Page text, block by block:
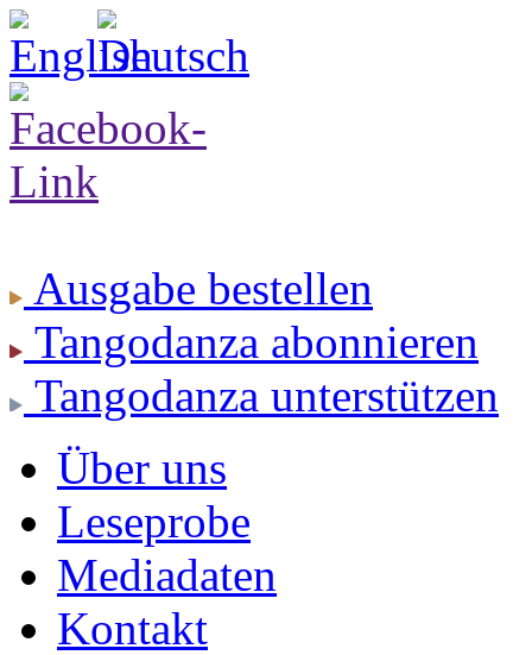
Ausgabe bestellen
Tangodanza abonnieren
Tangodanza unterstützen
Über uns
Leseprobe
Mediadaten
Kontakt